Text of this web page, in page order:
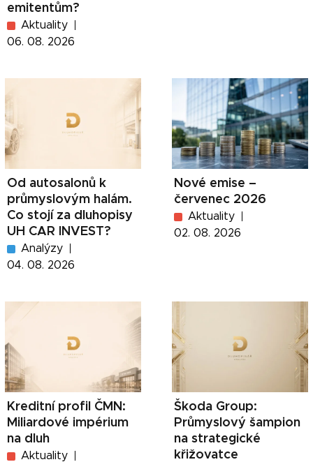
emitentům?
Aktuality
06. 08. 2026
Od autosalonů k
průmyslovým halám.
Co stojí za dluhopisy
UH CAR INVEST?
Analýzy
04. 08. 2026
Nové emise –
červenec 2026
Aktuality
02. 08. 2026
Kreditní profil ČMN:
Miliardové impérium
na dluh
Aktuality
Škoda Group:
Průmyslový šampion
na strategické
křižovatce